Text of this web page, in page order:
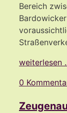
Bereich
weiterlesen
0